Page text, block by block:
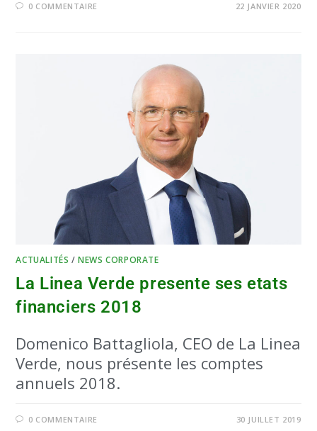
0 COMMENTAIRE 22 JANVIER 2020
ACTUALITÉS /NEWS CORPORATE
La Linea Verde presente ses etats
financiers 2018
Domenico Battagliola, CEO de La Linea
Verde, nous présente les comptes
annuels 2018.
0 COMMENTAIRE 30 JUILLET 2019